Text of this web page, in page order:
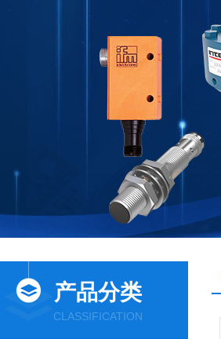
产品分类
CLASSIFICATION